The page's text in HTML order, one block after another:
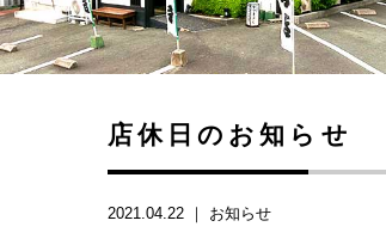
店休日のお知らせ
2021.04.22 ｜ お知らせ